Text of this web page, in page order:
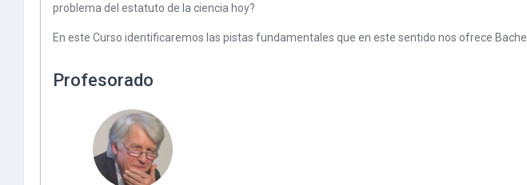
problema del estatuto de la ciencia hoy?
En este Curso identificaremos las pistas fundamentales que en este sentido nos ofrece
Profesorado